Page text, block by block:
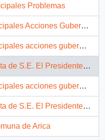
Problemas
Gubernamentales de la comuna de Coronel]
gubernamentales de la comuna de Osorno]
la República de la Comuna deTalca, VII Región (Mayo 1992)
gubernamentales de la comuna de Puyehue]
la República de la Comuna de Cauquenes, VII Región (Mayo 1992)
de Arica